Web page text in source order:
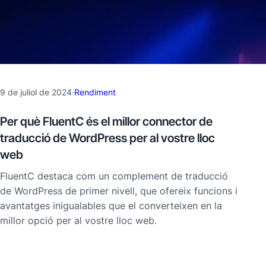
9 de juliol de 2024·Rendiment
Per què FluentC és el millor connector de
traducció de WordPress per al vostre lloc
web
FluentC destaca com un complement de traducció
de WordPress de primer nivell, que ofereix funcions i
avantatges inigualables que el converteixen en la
millor opció per al vostre lloc web.